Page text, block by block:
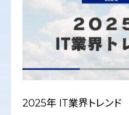
2025年 IT業界トレンド